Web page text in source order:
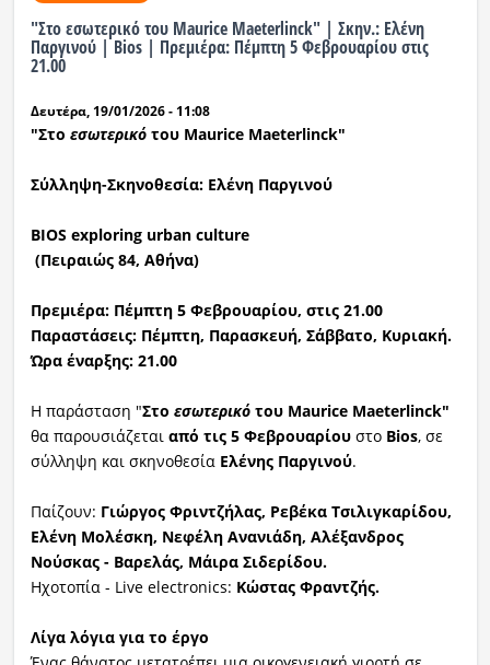
"Στο εσωτερικό του Maurice Maeterlinck" | Σκην.: Ελένη
Παργινού | Bios | Πρεμιέρα: Πέμπτη 5 Φεβρουαρίου στις
21.00
Δευτέρα, 19/01/2026 - 11:08
"Στο εσωτερικότου Maurice Maeterlinck"
Σύλληψη-Σκηνοθεσία: Ελένη Παργινού
BIOS exploring urban culture
(Πειραιώς 84, Αθήνα)
Πρεμιέρα: Πέμπτη 5 Φεβρουαρίου, στις 21.00
Παραστάσεις: Πέμπτη, Παρασκευή, Σάββατο, Κυριακή.
Ώρα έναρξης: 21.00
Η παράσταση "Στο εσωτερικότου Maurice Maeterlinck"
θα παρουσιάζεται από τις 5 Φεβρουαρίουστο Bios, σε
σύλληψη και σκηνοθεσία Ελένης Παργινού.
Παίζουν: Γιώργος Φριντζήλας, Ρεβέκα Τσιλιγκαρίδου,
Ελένη Μολέσκη, Νεφέλη Ανανιάδη, Αλέξανδρος
Νούσκας - Βαρελάς, Μάιρα Σιδερίδου.
Ηχοτοπία - Live electronics: ΚώσταςΦραντζής.
Λίγα λόγια για το έργο